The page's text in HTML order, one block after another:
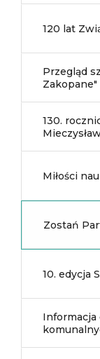
120 lat
Przegląd
Zakopane"
130.
Miłości
Zostań
10. edycja
Informacja